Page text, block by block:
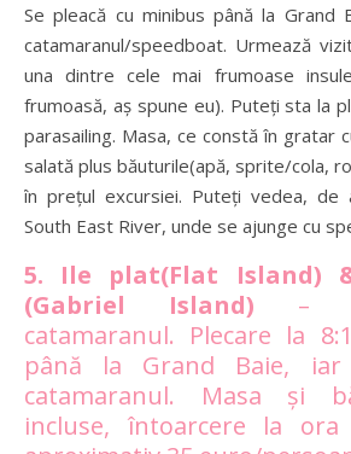
Se pleacă cu minibus până la Grand
catamaranul/speedboat. Urmează
una dintre cele mai frumoase
frumoasă, aș spune eu). Puteți sta la
parasailing. Masa, ce constă în gratar
salată plus băuturile(apă, sprite/cola,
în prețul excursiei. Puteți vedea, de
South East River, unde se ajunge cu
5. Ile plat(Flat Island)
(Gabriel Island) –
catamaranul. Plecare la
până la Grand Baie,
catamaranul. Masa și
incluse, întoarcere la